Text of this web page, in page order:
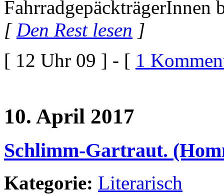
FahrradgepäckträgerInnen
[Den Rest lesen ]
[ 12 Uhr 09 ] - [ 1
10. April 2017
Schlimm-Gartraut.
Kategorie: Literarisch